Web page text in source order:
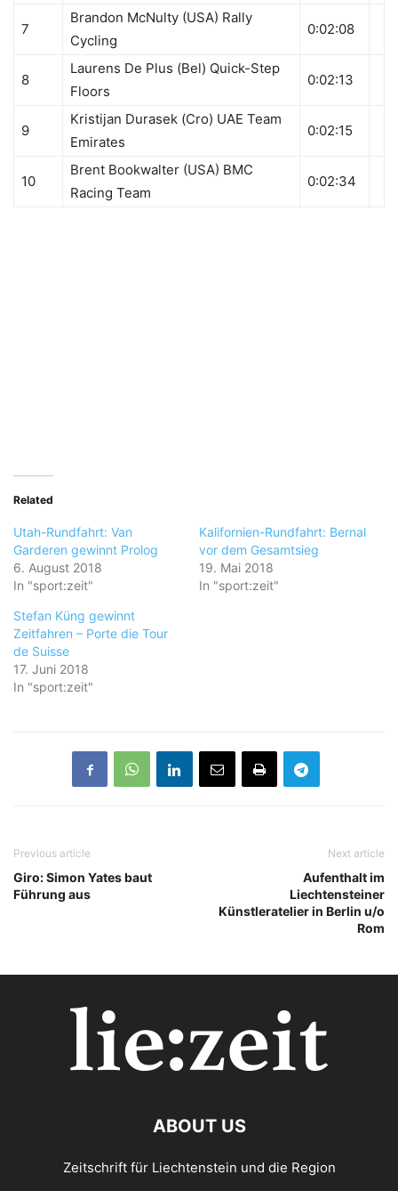
7
Brandon McNulty (USA) Rally
Cycling
0:02:08
8
Laurens De Plus (Bel) Quick-Step
Floors
0:02:13
9
Kristijan Durasek (Cro) UAE Team
Emirates
0:02:15
10
Brent Bookwalter (USA) BMC
Racing Team
0:02:34
Related
Utah-Rundfahrt: Van
Garderen gewinnt Prolog
6. August 2018
In "sport:zeit"
Kalifornien-Rundfahrt: Bernal
vor dem Gesamtsieg
19. Mai 2018
In "sport:zeit"
Stefan Küng gewinnt
Zeitfahren – Porte die Tour
de Suisse
17. Juni 2018
In "sport:zeit"
Previous article
Giro: Simon Yates baut
Führung aus
Next article
Aufenthalt im
Liechtensteiner
Künstleratelier in Berlin u/o
Rom
ABOUT US
Zeitschrift für Liechtenstein und die Region